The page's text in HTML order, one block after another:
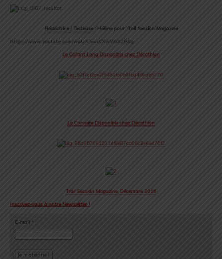
Rédactrice / Testeuse :Hélène pour Trail Session Magazine
https://www.youtube.com/watch?v=xCXwWxX2B8g
Le Collant Long Disponible chez Décathlon
Le Corsaire Disponible chez Décathlon
Trail Session Magazine, Décembre 2016
Inscrivez-vous à notre Newsletter !
E-mail *